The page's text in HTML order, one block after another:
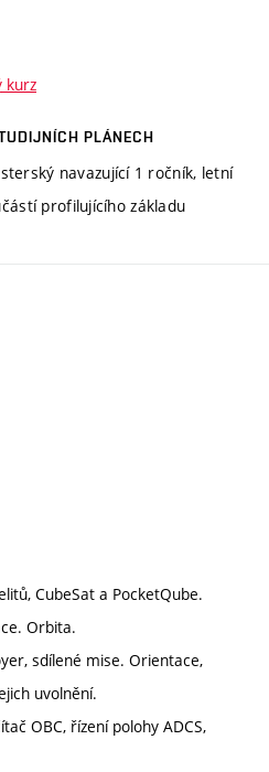
kurz
PLÁNECH
navazující 1 ročník, letní
profilujícího základu
CubeSat a PocketQube.
Orbita.
sdílené mise. Orientace,
uvolnění.
OBC, řízení polohy ADCS,